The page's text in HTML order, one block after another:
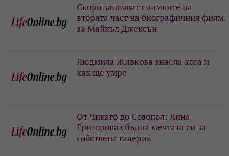
Скоро започват снимките на
втората част на биографичния филм
за Майкъл Джексън
Людмила Живкова знаела кога и
как ще умре
От Чикаго до Созопол: Лина
Григорова сбъдна мечтата си за
собствена галерия